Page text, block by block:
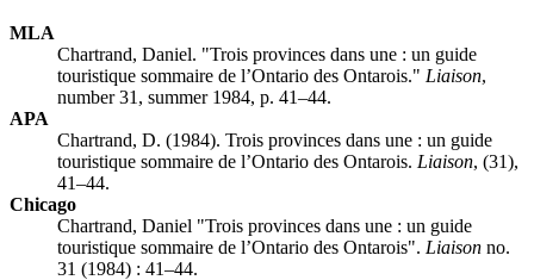
MLA
Chartrand, Daniel. "Trois provinces dans une : un guide
touristique sommaire de l’Ontario des Ontarois." Liaison,
number 31, summer 1984, p. 41–44.
APA
Chartrand, D. (1984). Trois provinces dans une : un guide
touristique sommaire de l’Ontario des Ontarois. Liaison, (31),
41–44.
Chicago
Chartrand, Daniel "Trois provinces dans une : un guide
touristique sommaire de l’Ontario des Ontarois". Liaison no.
31 (1984) : 41–44.